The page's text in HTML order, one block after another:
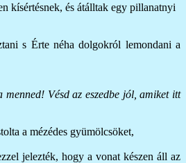
kísértésnek, és átálltak egy pillanatnyi
s Érte néha dolgokról lemondani a
Vésd az eszedbe jól, amiket itt
a mézédes gyümölcsöket,
jelezték, hogy a vonat készen áll az